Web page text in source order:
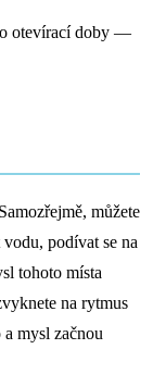
otevírací doby —
můžete
podívat se na
tohoto místa
na rytmus
mysl začnou